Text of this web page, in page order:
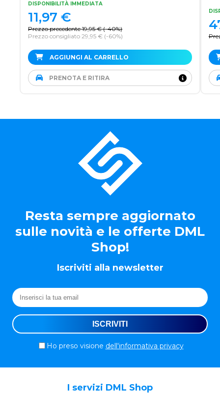
DISPONIBILITÀ IMMEDIATA
Prezzo precedente 19,95 € (-40%)
Prezzo consigliato 29,95 € (-60%)
11,97 €
AGGIUNGI AL CARRELLO
PRENOTA E RITIRA
Resta sempre aggiornato
sulle novità e le offerte DML
Shop!
Iscriviti alla newsletter
Ho preso visione dell'informativa privacy
I servizi DML Shop